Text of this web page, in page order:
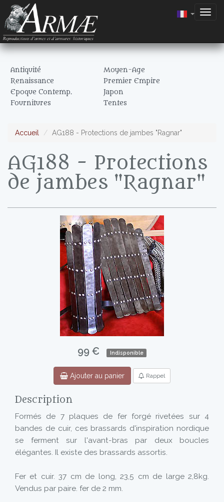
Antiquité
Moyen-Age
Renaissance
Premier Empire
Epoque Contemp.
Japon
Fournitures
Tentes
Accueil AG188 - Protections de jambes "Ragnar"
AG188 - Protections
de jambes "Ragnar"
99 € Indisponible
Ajouter au panier Rappel
Description
Formés de 7 plaques de fer forgé rivetées sur 4
bandes de cuir, ces brassards d'inspiration nordique
se ferment sur l'avant-bras par deux boucles
élégantes. Il existe des brassards assortis.
Fer et cuir. 37 cm de long, 23,5 cm de large 2,8kg.
Vendus par paire. fer de 2 mm.